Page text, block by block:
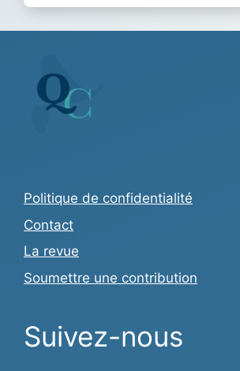
Politique de confidentialité
Contact
La revue
Soumettre une contribution
Suivez-nous